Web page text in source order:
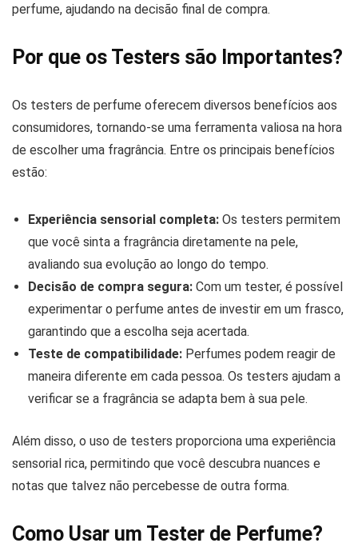
perfume, ajudando na decisão final de compra.
Por que os Testers são Importantes?
Os testers de perfume oferecem diversos benefícios aos
consumidores, tornando-se uma ferramenta valiosa na hora
de escolher uma fragrância. Entre os principais benefícios
estão:
Experiência sensorial completa: Os testers permitem
que você sinta a fragrância diretamente na pele,
avaliando sua evolução ao longo do tempo.
Decisão de compra segura: Com um tester, é possível
experimentar o perfume antes de investir em um frasco,
garantindo que a escolha seja acertada.
Teste de compatibilidade: Perfumes podem reagir de
maneira diferente em cada pessoa. Os testers ajudam a
verificar se a fragrância se adapta bem à sua pele.
Além disso, o uso de testers proporciona uma experiência
sensorial rica, permitindo que você descubra nuances e
notas que talvez não percebesse de outra forma.
Como Usar um Tester de Perfume?